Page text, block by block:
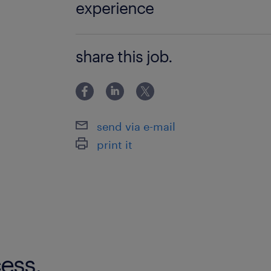
experience
お仕事経験のある方大歓迎です♪
share this job.
send via e-mail
print it